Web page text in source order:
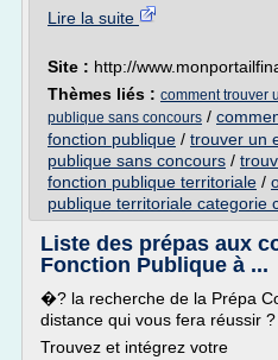
Lire la suite
Site : http://
Thèmes liés : comment trouver
publique sans concours /
fonction publique / trouver un
publique sans concours /
fonction publique territoriale /
publique territoriale categorie
Liste des prépas aux
Fonction Publique à ...
�? la recherche de la Prépa
distance qui vous fera réussir ?
Trouvez et intégrez votre